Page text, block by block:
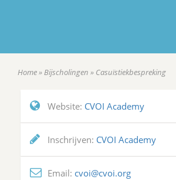
Home»Bijscholingen » Casuïstiekbespreking
Website: CVOI Academy
Inschrijven: CVOI Academy
Email: cvoi@cvoi.org